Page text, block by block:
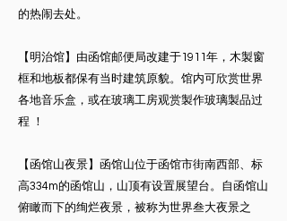
的热闹去处。
【明治馆】由函馆邮便局改建于1911年，木製窗
框和地板都保有当时建筑原貌。馆内可欣赏世界
各地音乐盒，或在玻璃工房观赏製作玻璃製品过
程 ！
​【函馆山夜景】函馆山位于函馆市街南西部、标
高334m的函馆山，山顶有设置展望台。自函馆山
俯瞰而下的绚烂夜景，被称为世界叁大夜景之